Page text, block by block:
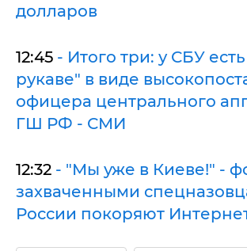
долларов
12:45 - Итого три: у СБУ есть
рукаве" в виде
офицера центрального
ГШ РФ - СМИ
12:32 - "Мы уже в Киеве!" -
захваченными
России покоряют